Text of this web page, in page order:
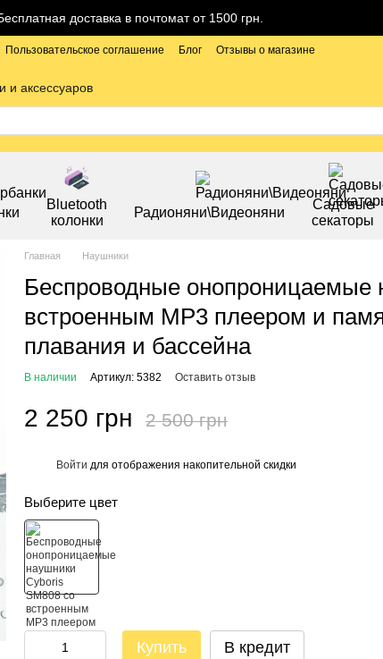
доставка в почтомат от 1500 грн.
Пользовательское соглашение Блог
Отзывы о магазине
и аксессуаров
Bluetooth
колонки
Радионяни\Видеоняни
Садовые
секаторы
Главная Наушники
Беспроводные онопроницаемые
встроенным MP3 плеером и
плавания и бассейна
В наличии Артикул: 5382 Оставить отзыв
2 250 грн 2 500 грн
Войти для отображения накопительной скидки
Выберите цвет
Купить В кредит